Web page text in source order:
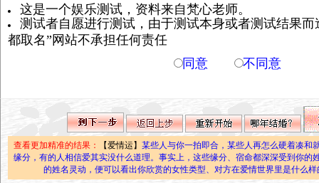
这是一个娱乐测试，资料来自梵心老师。
测试者自愿进行测试，由于测试本身或者测试结果而
都取名”网站不承担任何责任
同意 不同意
查看更加精准的结果： 【爱情运】某些人与你一拍即合，某些人再怎么硬着凑和
缘分，有的人相信爱其实没什么道理。事实上，这些缘分、宿命都深深受到你的
的姓名灵动，便可以看出你欣赏的女性类型、对方在爱情世界里是什么